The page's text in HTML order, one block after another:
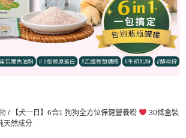
/ 【犬一日】6合1 狗狗全方位保健營養粉
30條盒裝
天然成分